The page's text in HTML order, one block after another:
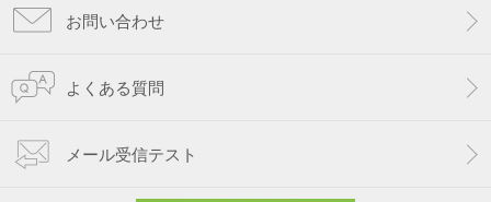
お問い合わせ
よくある質問
メール受信テスト